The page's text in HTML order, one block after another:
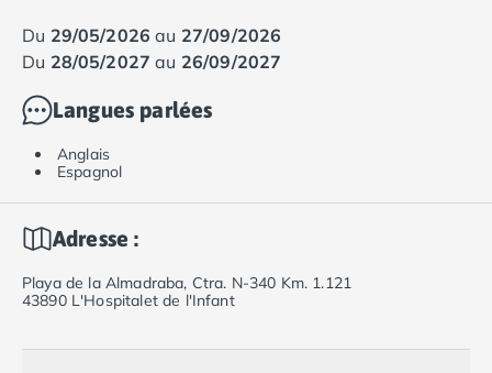
du 29/05/2026 au 27/09/2026
du 28/05/2027 au 26/09/2027
Langues parlées
Anglais
Espagnol
Adresse :
Playa de la Almadraba, Ctra. N-340 Km. 1.121
43890 L'Hospitalet de l'Infant